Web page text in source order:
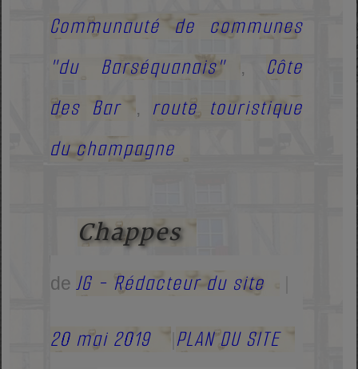
Communauté de communes
"du Barséquanais"
, Côte
des Bar
, route touristique
du champagne
Chappes
deJG - Rédacteur du site
20 mai 2019 PLAN DU SITE